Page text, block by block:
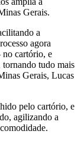
Gerais.
a
agora
no cartório, e
tornando tudo mais
Gerais, Lucas
pelo cartório, e
agilizando a